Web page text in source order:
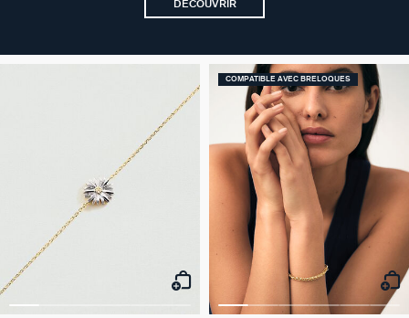
DÉCOUVRIR
COMPATIBLE AVEC BRELOQUES